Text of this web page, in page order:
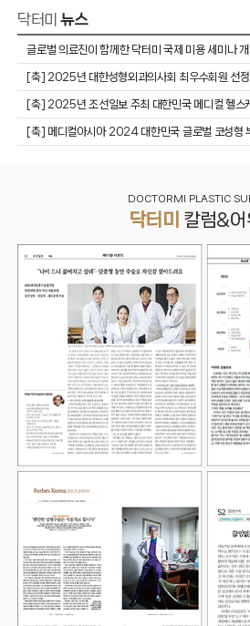
닥터미뉴스
글로벌 의료진이 함께한 닥터미 국제 미용 세미나 개
​[축] 2025년 대한성형외과의사회 최우수회원 선정
​[축] 2025년 조선일보 주최 대한민국 메디컬 헬스
[축] 메디컬아시아 2024 대한민국 글로벌 코성형
DOCTORMI PLASTIC
닥터미 칼럼&어